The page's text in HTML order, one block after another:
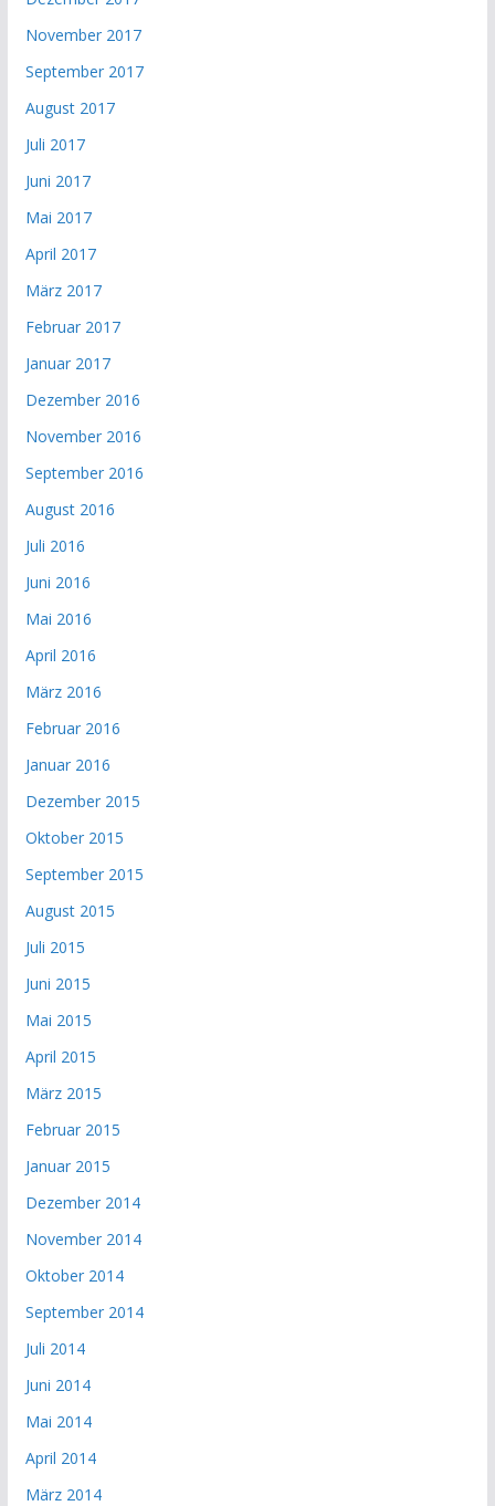
November 2017
September 2017
August 2017
Juli 2017
Juni 2017
Mai 2017
April 2017
März 2017
Februar 2017
Januar 2017
Dezember 2016
November 2016
September 2016
August 2016
Juli 2016
Juni 2016
Mai 2016
April 2016
März 2016
Februar 2016
Januar 2016
Dezember 2015
Oktober 2015
September 2015
August 2015
Juli 2015
Juni 2015
Mai 2015
April 2015
März 2015
Februar 2015
Januar 2015
Dezember 2014
November 2014
Oktober 2014
September 2014
Juli 2014
Juni 2014
Mai 2014
April 2014
März 2014